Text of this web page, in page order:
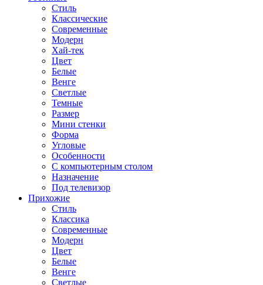
Стиль
Классические
Современные
Модерн
Хай-тек
Цвет
Белые
Венге
Светлые
Темные
Размер
Мини стенки
Форма
Угловые
Особенности
С компьютерным столом
Назначение
Под телевизор
Прихожие
Стиль
Классика
Современные
Модерн
Цвет
Белые
Венге
Светлые